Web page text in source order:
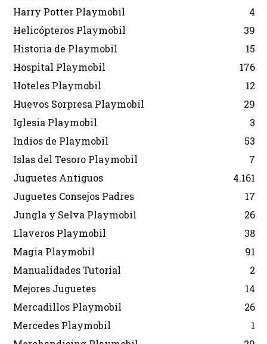
Harry Potter Playmobil
4
Helicópteros Playmobil
39
Historia de Playmobil
15
Hospital Playmobil
176
Hoteles Playmobil
12
Huevos Sorpresa Playmobil
29
Iglesia Playmobil
3
Indios de Playmobil
53
Islas del Tesoro Playmobil
7
Juguetes Antiguos
4.161
Juguetes Consejos Padres
17
Jungla y Selva Playmobil
26
Llaveros Playmobil
38
Magia Playmobil
91
Manualidades Tutorial
2
Mejores Juguetes
14
Mercadillos Playmobil
26
Mercedes Playmobil
1